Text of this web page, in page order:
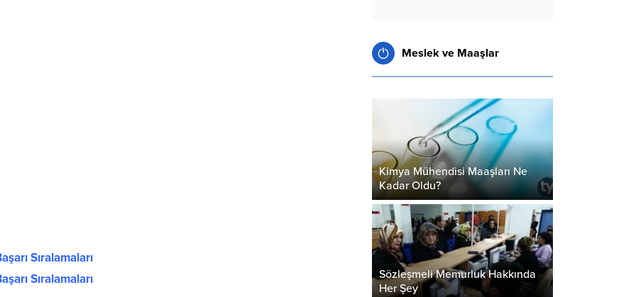
Sıralamaları
Sıralamaları
Meslek ve Maaşlar
Kimya Mühendisi Maaşları Ne
Kadar Oldu?
Sözleşmeli Memurluk Hakkında
Her Şey